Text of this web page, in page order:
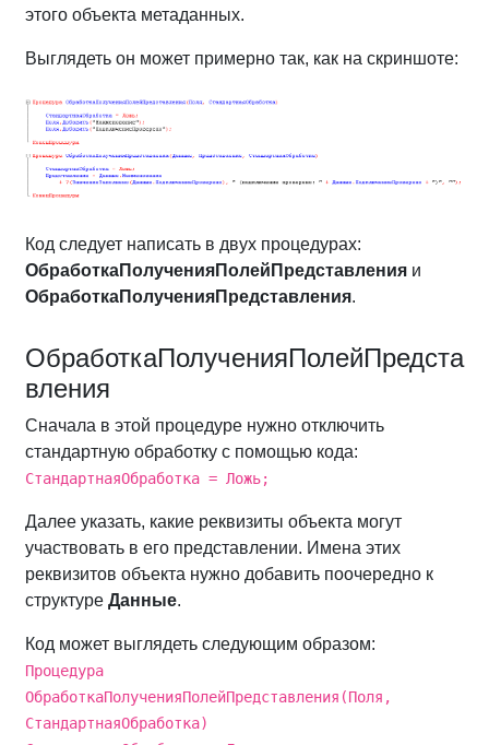
этого объекта метаданных.
Выглядеть он может примерно так, как на скриншоте:
Код следует написать в двух процедурах:
ОбработкаПолученияПолейПредставления и
ОбработкаПолученияПредставления.
ОбработкаПолученияПолейПредста
вления
Сначала в этой процедуре нужно отключить
стандартную обработку с помощью кода:
СтандартнаяОбработка = Ложь;
Далее указать, какие реквизиты объекта могут
участвовать в его представлении. Имена этих
реквизитов объекта нужно добавить поочередно к
структуре Данные.
Код может выглядеть следующим образом:
Процедура
ОбработкаПолученияПолейПредставления(Поля,
СтандартнаяОбработка)